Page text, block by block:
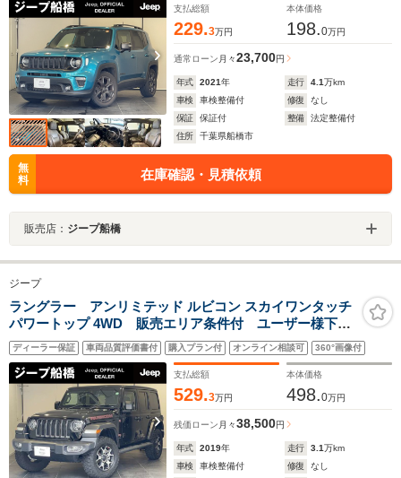
キー
支払総額
229.3万円
本体価格
198.0万円
通常ローン 月々23,700円
年式 2021年 走行 4.1万km
車検
車検整備付 修復
なし
保証
保証付 整備
法定整備付
住所
千葉県船橋市
無
料
在庫確認・見積依頼
販売店： ジープ船橋
ジープ
ラングラー アンリミテッド ルビコン スカイワンタッチ
パワートップ 4WD 販売エリア条件付 ユーザー様下取
り車 1オーナー 特別仕様車(115台限定) スカイワンタ
ッチ LEDヘッドライト CarPlay Rubicon専用シー
ト ステアリングヒーター セーフティ機能 車検2年
ディーラー保証 車両品質評価書付 購入プラン付 オンライン相談可 360°画像付
支払総額
529.3万円
本体価格
498.0万円
残価ローン 月々38,500円
年式 2019年 走行 3.1万km
車検
車検整備付 修復
なし